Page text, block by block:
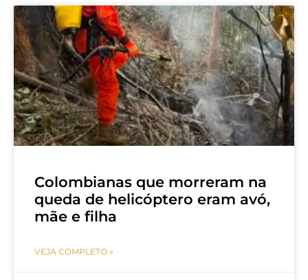
Colombianas que morreram na
queda de helicóptero eram avó,
mãe e filha
VEJA COMPLETO »